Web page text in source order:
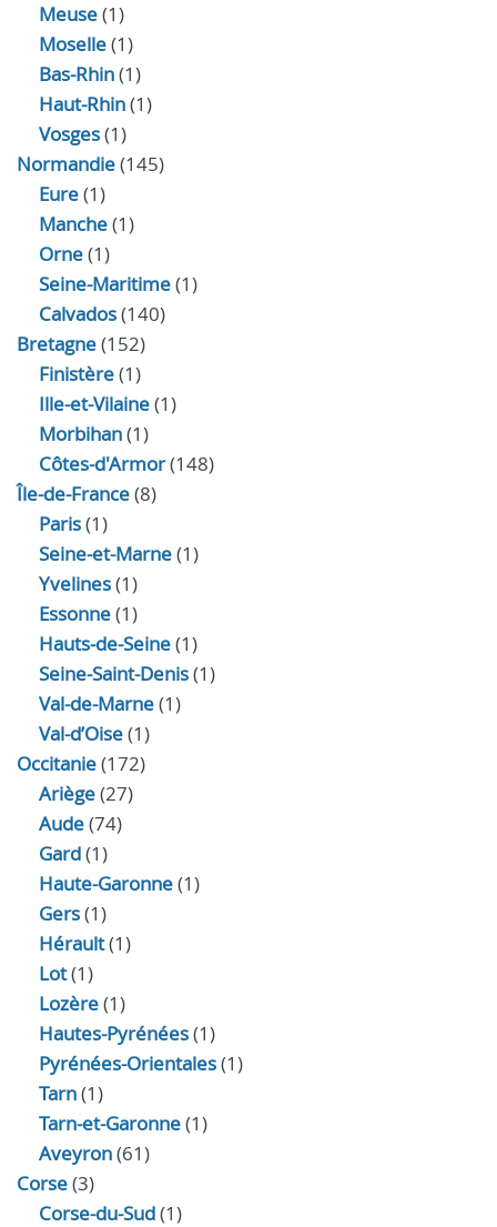
Meuse(1)
Moselle(1)
Bas-Rhin(1)
Haut-Rhin(1)
Vosges(1)
Normandie(145)
Eure(1)
Manche(1)
Orne(1)
Seine-Maritime(1)
Calvados(140)
Bretagne(152)
Finistère(1)
Ille-et-Vilaine(1)
Morbihan(1)
Côtes-d'Armor(148)
Île-de-France(8)
Paris(1)
Seine-et-Marne(1)
Yvelines(1)
Essonne(1)
Hauts-de-Seine(1)
Seine-Saint-Denis(1)
Val-de-Marne(1)
Val-d’Oise(1)
Occitanie(172)
Ariège(27)
Aude(74)
Gard(1)
Haute-Garonne(1)
Gers(1)
Hérault(1)
Lot(1)
Lozère(1)
Hautes-Pyrénées(1)
Pyrénées-Orientales(1)
Tarn(1)
Tarn-et-Garonne(1)
Aveyron(61)
Corse(3)
Corse-du-Sud(1)